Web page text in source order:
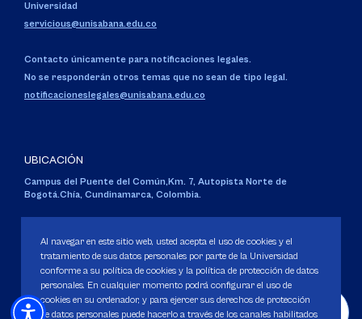
Universidad
servicious@unisabana.edu.co
Contacto únicamente para notificaciones legales.
No se responderán otros temas que no sean de tipo legal.
notificacioneslegales@unisabana.edu.co
UBICACIÓN
Campus del Puente del Común,Km. 7, Autopista Norte de
Bogotá.Chía, Cundinamarca, Colombia.
Personería Jurídica:Resolución 130 del 14 de enero de 1980.
Ministerio de Educación Nacional.
Al navegar en este sitio web, usted acepta el uso de cookies y el
tratamiento de sus datos personales por parte de la Universidad
conforme a su política de cookies y la política de protección de datos
personales. En cualquier momento podrá configurar el uso de
cookies en su ordenador, y para ejercer sus derechos de protección
de datos personales puede hacerlo a través de los canales habilitados